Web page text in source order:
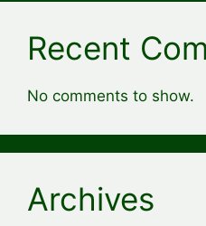
Recent
No comments to show.
Archives